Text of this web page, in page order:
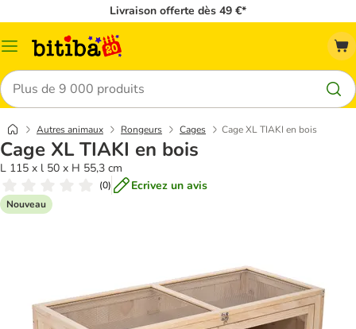
Livraison offerte dès 49 €*
Menu
Rechercher
Autres animaux Rongeurs Cages Cage XL TIAKI en bois
Cage XL TIAKI en bois
L 115 x l 50 x H 55,3 cm
(0) Ecrivez un avis
Nouveau